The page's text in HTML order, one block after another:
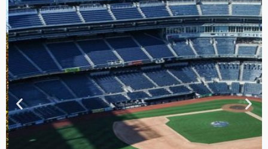
TOUR DE
CONTRASTES